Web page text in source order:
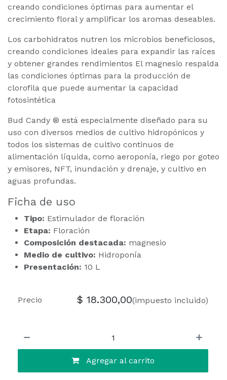
creando condiciones óptimas para aumentar el
crecimiento floral y amplificar los aromas deseables.
Los carbohidratos nutren los microbios beneficiosos,
creando condiciones ideales para expandir las raíces
y obtener grandes rendimientos El magnesio respalda
las condiciones óptimas para la producción de
clorofila que puede aumentar la capacidad
fotosintética
Bud Candy ® está especialmente diseñado para su
uso con diversos medios de cultivo hidropónicos y
todos los sistemas de cultivo continuos de
alimentación líquida, como aeroponía, riego por goteo
y emisores, NFT, inundación y drenaje, y cultivo en
aguas profundas.
Ficha de uso
Tipo: Estimulador de floración
Etapa: Floración
Composición destacada: magnesio
Medio de cultivo: Hidroponía
Presentación: 10 L
Agregar al carrito
Precio $ 18.300,00(impuesto incluido)